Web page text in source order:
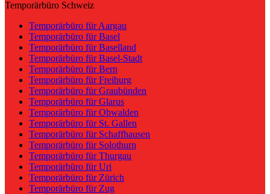
Temporärbüro Schweiz
Temporärbüro für Aargau
Temporärbüro für Basel
Temporärbüro für Baselland
Temporärbüro für Basel-Stadt
Temporärbüro für Bern
Temporärbüro für Freiburg
Temporärbüro für Graubünden
Temporärbüro für Glarus
Temporärbüro für Obwalden
Temporärbüro für St. Gallen
Temporärbüro für Schaffhausen
Temporärbüro für Solothurn
Temporärbüro für Thurgau
Temporärbüro für Uri
Temporärbüro für Zürich
Temporärbüro für Zug